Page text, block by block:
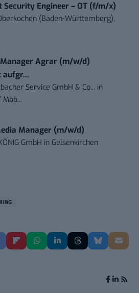
Security Engineer – OT (f/m/x)
(Baden-Württemberg),
Agrar (m/w/d)
aufgr...
Service GmbH & Co... in
Manager (m/w/d)
GmbH in Gelsenkirchen